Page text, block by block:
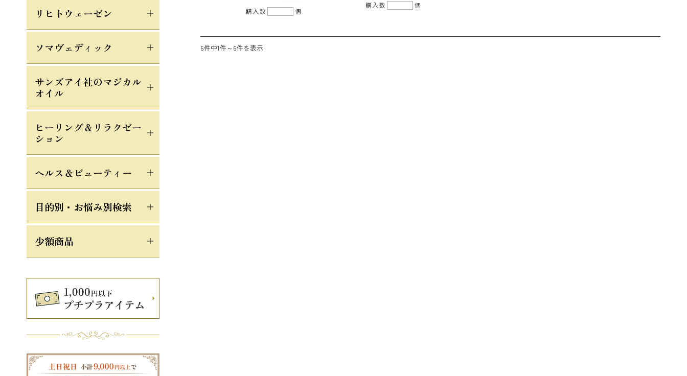
購入数 個
購入数 個
6件中1件～6件を表示
リヒトウェーゼン
ソマヴェディック
サンズアイ社のマジカル
オイル
ヒーリング＆リラクゼー
ション
ヘルス＆ビューティー
目的別・お悩み別検索
少額商品